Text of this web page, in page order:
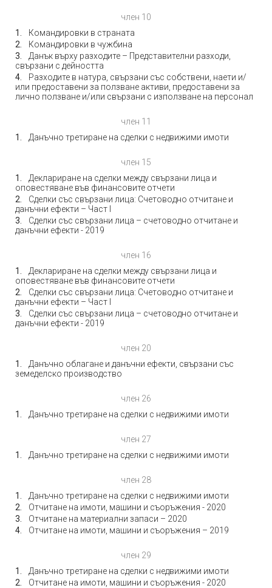
член 10
Командировки в страната
Командировки в чужбина
Данък върху разходите – Представителни разходи,
свързани с дейността
Разходите в натура, свързани със собствени, наети и/
или предоставени за ползване активи, предоставени за
лично ползване и/или свързани с използване на персонал
член 11
Данъчно третиране на сделки с недвижими имоти
член 15
Деклариране на сделки между свързани лица и
оповестяване във финансовите отчети
Сделки със свързани лица: Счетоводно отчитане и
данъчни ефекти – Част I
Сделки със свързани лица – счетоводно отчитане и
данъчни ефекти - 2019
член 16
Деклариране на сделки между свързани лица и
оповестяване във финансовите отчети
Сделки със свързани лица: Счетоводно отчитане и
данъчни ефекти – Част I
Сделки със свързани лица – счетоводно отчитане и
данъчни ефекти - 2019
член 20
Данъчно облагане и данъчни ефекти, свързани със
земеделско производство
член 26
Данъчно третиране на сделки с недвижими имоти
член 27
Данъчно третиране на сделки с недвижими имоти
член 28
Данъчно третиране на сделки с недвижими имоти
Отчитане на имоти, машини и съоръжения - 2020
Отчитане на материални запаси – 2020
Отчитане на имоти, машини и съоръжения – 2019
член 29
Данъчно третиране на сделки с недвижими имоти
Отчитане на имоти, машини и съоръжения - 2020